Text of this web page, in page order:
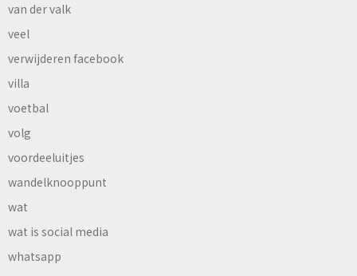
van der valk
veel
verwijderen facebook
villa
voetbal
volg
voordeeluitjes
wandelknooppunt
wat
wat is social media
whatsapp